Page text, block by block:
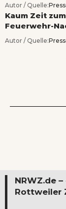
Autor / Quelle:
Kaum Zeit
Feuerwehr-
Autor / Quelle:
NRWZ.de
Rottweiler